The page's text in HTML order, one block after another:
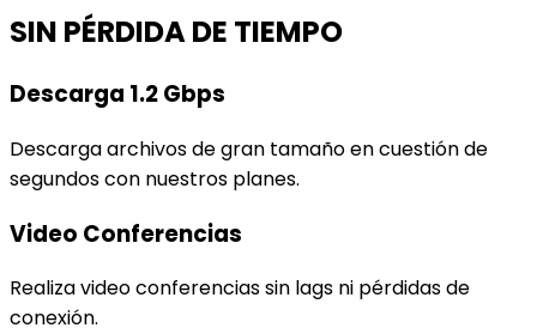
SIN PÉRDIDA DE TIEMPO
Descarga 1.2 Gbps
Descarga archivos de gran tamaño en cuestión de
segundos con nuestros planes.
Video Conferencias
Realiza video conferencias sin lags ni pérdidas de
conexión.